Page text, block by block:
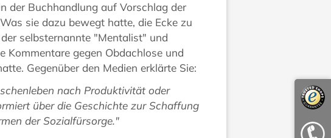
der Buchhandlung auf Vorschlag der
sie dazu bewegt hatte, die Ecke zu
selbsternannte "Mentalist" und
Kommentare gegen Obdachlose und
Gegenüber den Medien erklärte Sie:
nach Produktivität oder
über die Geschichte zur Schaffung
der Sozialfürsorge."